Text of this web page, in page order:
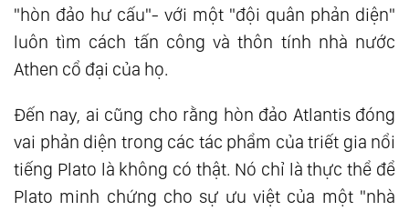
"hòn đảo hư cấu"- với một "đội quân phản diện"
luôn tìm cách tấn công và thôn tính nhà nước
Athen cổ đại của họ.
Đến nay, ai cũng cho rằng hòn đảo Atlantis đóng
vai phản diện trong các tác phẩm của triết gia nổi
tiếng Plato là không có thật. Nó chỉ là thực thể để
Plato minh chứng cho sự ưu việt của một "nhà